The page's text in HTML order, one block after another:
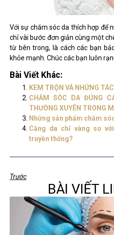
Với sự chăm sóc da thích hợp để
chỉ vài bước đơn giản cùng một
từ bên trong, là cách các bạn
khỏe mạnh. Chúc các bạn luôn
Bài Viết Khác:
KEM TRỘN VÀ NHỮNG
CHĂM SÓC DA ĐÚNG
THƯỜNG XUYÊN TRONG
Những sản phẩm chăm
Căng da chỉ vàng so
truyền thống?
Trước
BÀI VIẾT